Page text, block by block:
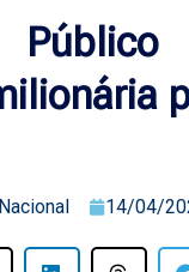
Público
14/04/